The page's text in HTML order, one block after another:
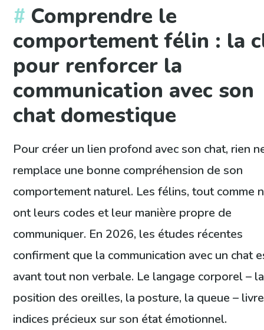
Comprendre le
comportement félin : la
pour renforcer la
communication avec son
chat domestique
Pour créer un lien profond avec son chat, rien
remplace une bonne compréhension de son
comportement naturel. Les félins, tout comme
ont leurs codes et leur manière propre de
communiquer. En 2026, les études récentes
confirment que la communication avec un chat
avant tout non verbale. Le langage corporel – la
position des oreilles, la posture, la queue –
indices précieux sur son état émotionnel.